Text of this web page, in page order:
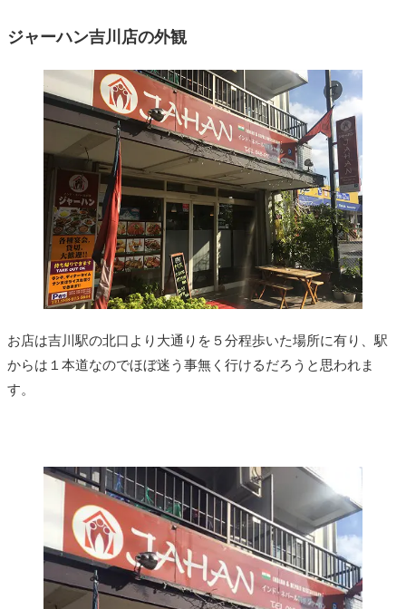
ジャーハン吉川店の外観
お店は吉川駅の北口より大通りを５分程歩いた場所に有り、駅
からは１本道なのでほぼ迷う事無く行けるだろうと思われま
す。